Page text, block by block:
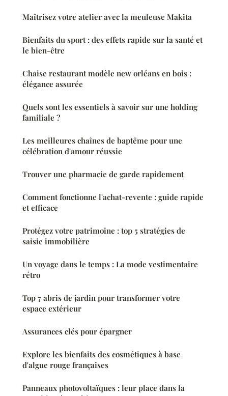
Maîtrisez votre atelier avec la meuleuse Makita
Bienfaits du sport : des effets rapide sur la santé et
le bien-être
Chaise restaurant modèle new orléans en bois :
élégance assurée
Quels sont les essentiels à savoir sur une holding
familiale ?
Les meilleures chaînes de baptême pour une
célébration d'amour réussie
Trouver une pharmacie de garde rapidement
Comment fonctionne l'achat-revente : guide rapide
et efficace
Protégez votre patrimoine : top 5 stratégies de
saisie immobilière
Un voyage dans le temps : La mode vestimentaire
rétro
Top 7 abris de jardin pour transformer votre
espace extérieur
Assurances clés pour épargner
Explore les bienfaits des cosmétiques à base
d'algue rouge françaises
Panneaux photovoltaïques : leur place dans la